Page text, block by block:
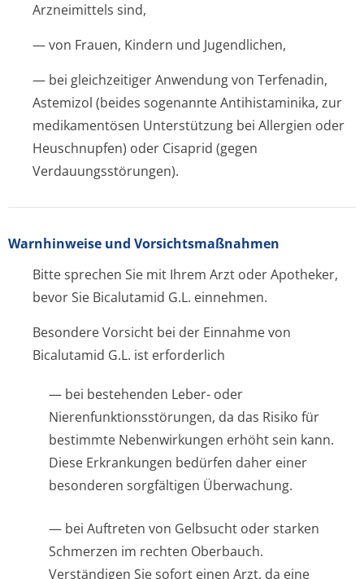
Arzneimittels sind,
— von Frauen, Kindern und Jugendlichen,
— bei gleichzeitiger Anwendung von Terfenadin,
Astemizol (beides sogenannte Antihistaminika, zur
medikamentösen Unterstützung bei Allergien oder
Heuschnupfen) oder Cisaprid (gegen
Verdauungsstörun­gen).
Warnhinweise und Vorsichtsmaßnahmen
Bitte sprechen Sie mit Ihrem Arzt oder Apotheker,
bevor Sie Bicalutamid G.L. einnehmen.
Besondere Vorsicht bei der Einnahme von
Bicalutamid G.L. ist erforderlich
— bei bestehenden Leber- oder
Nierenfunktion­sstörungen, da das Risiko für
bestimmte Nebenwirkungen erhöht sein kann.
Diese Erkrankungen bedürfen daher einer
besonderen sorgfältigen Überwachung.
— bei Auftreten von Gelbsucht oder starken
Schmerzen im rechten Oberbauch.
Verständigen Sie sofort einen Arzt, da eine